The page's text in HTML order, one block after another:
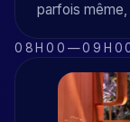
parfois même,
08H00 —